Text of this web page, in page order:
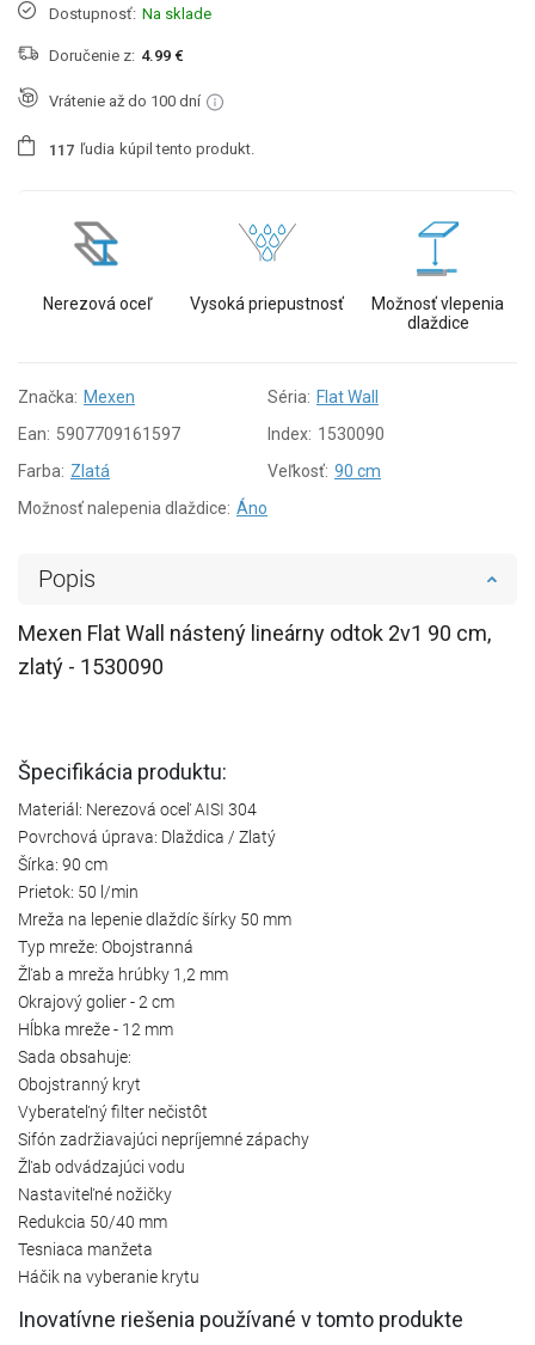
Dostupnosť: Na sklade
Doručenie z: 4.99 €
Vrátenie až do 100 dní
1 1 7 ľudia kúpil tento produkt.
Nerezová oceľ Vysoká priepustnosť
Možnosť vlepenia
dlaždice
Značka: Mexen Séria: Flat Wall
Ean: 5907709161597 Index: 1530090
Farba: Zlatá Veľkosť: 90 cm
Možnosť nalepenia dlaždice: Áno
Popis
Mexen Flat Wall nástený lineárny odtok 2v1 90 cm,
zlatý - 1530090
Špecifikácia produktu:
Materiál: Nerezová oceľ AISI 304
Povrchová úprava: Dlaždica / Zlatý
Šírka: 90 cm
Prietok: 50 l/min
Mreža na lepenie dlaždíc šírky 50 mm
Typ mreže: Obojstranná
Žľab a mreža hrúbky 1,2 mm
Okrajový golier - 2 cm
Hĺbka mreže - 12 mm
Sada obsahuje:
Obojstranný kryt
Vyberateľný filter nečistôt
Sifón zadržiavajúci nepríjemné zápachy
Žľab odvádzajúci vodu
Nastaviteľné nožičky
Redukcia 50/40 mm
Tesniaca manžeta
Háčik na vyberanie krytu
Inovatívne riešenia používané v tomto produkte